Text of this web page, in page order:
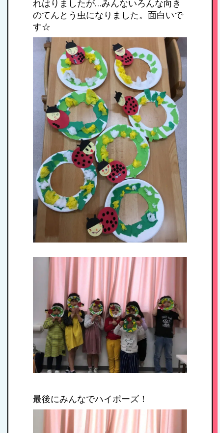
HOME
私たちの思い・教
育方針
1日のスケジュール
年間行事
施設紹介・園概要
入園案内
アクセス
お問い合わせ
病児保育について
れはりましたが…みんないろんな向き
のてんとう虫になりました。面白いで
す☆
最後にみんなでハイポーズ！